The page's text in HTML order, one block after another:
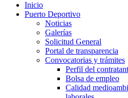
Inicio
Puerto Deportivo
Noticias
Galerías
Solicitud General
Portal de transparencia
Convocatorias y trámites
Perfil del
Bolsa de empleo
Calidad